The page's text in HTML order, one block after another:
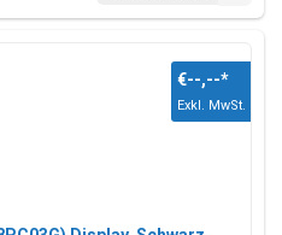
€--,--*
Exkl. MwSt.